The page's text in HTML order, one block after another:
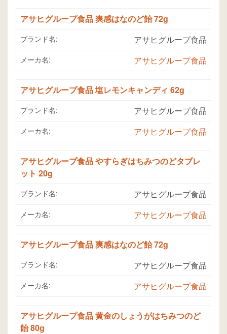
アサヒグループ食品 爽感はなのど飴 72g
ブランド名: アサヒグループ食品
メーカ名: アサヒグループ食品
アサヒグループ食品 塩レモンキャンディ 62g
ブランド名: アサヒグループ食品
メーカ名: アサヒグループ食品
アサヒグループ食品 やすらぎはちみつのどタブレ
ット 20g
ブランド名: アサヒグループ食品
メーカ名: アサヒグループ食品
アサヒグループ食品 爽感はなのど飴 72g
ブランド名: アサヒグループ食品
メーカ名: アサヒグループ食品
アサヒグループ食品 黄金のしょうがはちみつのど
飴 80g